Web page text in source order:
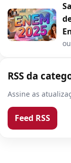
RSS da
Assine as
Feed RSS